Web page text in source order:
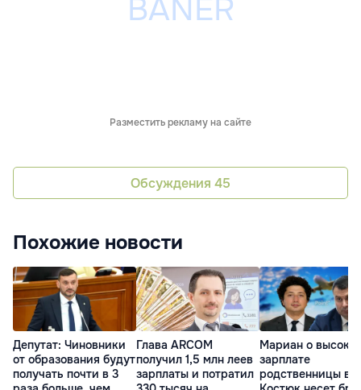
Разместить рекламу на сайте
Обсуждения 45
Похожие новости
Депутат: Чиновники
от образования будут
получать почти в 3
Глава ARCOM
получил 1,5 млн леев
зарплаты и потратил
Мариан о
зарплате
родственницы в